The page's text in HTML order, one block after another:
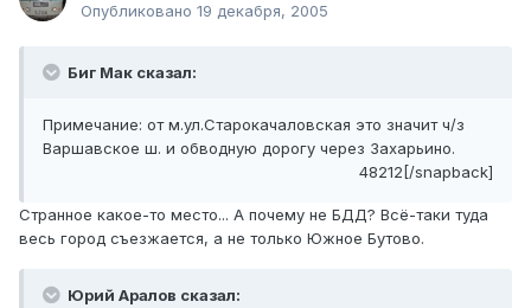
Опубликовано 19 декабря, 2005
Биг Мак сказал:
Примечание: от м.ул.Старокачаловская это значит ч/з
Варшавское ш. и обводную дорогу через Захарьино.
48212[/snapback]
Странное какое-то место... А почему не БДД? Всё-таки туда
весь город съезжается, а не только Южное Бутово.
Юрий Аралов сказал: